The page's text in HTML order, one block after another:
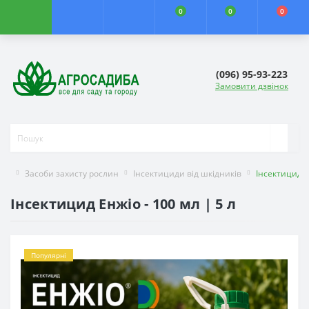
0 0 0
(096) 95-93-223
Замовити дзвінок
Засоби захисту рослин Інсектициди від шкідників Інсектицид
Інсектицид Енжіо - 100 мл | 5 л
Популярні